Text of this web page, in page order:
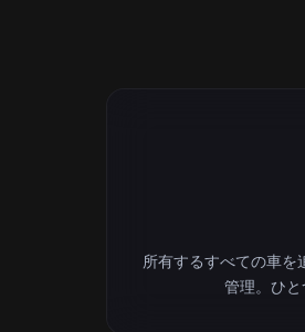
所有するすべての車
管理。ひと